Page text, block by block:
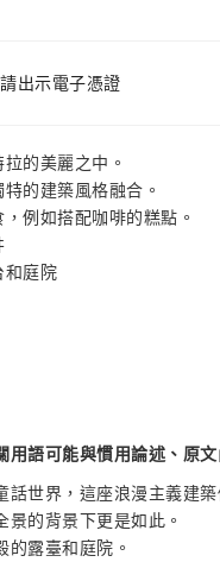
出示電子憑證
的美麗之中。
的建築風格融合。
例如搭配咖啡的糕點。
和庭院
語可能與慣用論述、原
話世界，這座浪漫主義建
的背景下更是如此。
的露臺和庭院。